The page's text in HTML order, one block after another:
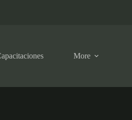
More